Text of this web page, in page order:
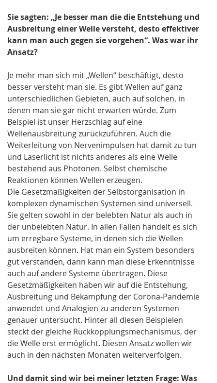
Sie sagten: „Je besser man die die Entstehung und
Ausbreitung einer Welle versteht, desto effektiver
kann man auch gegen sie vorgehen“. Was war ihr
Ansatz?
Je mehr man sich mit „Wellen“ beschäftigt, desto
besser versteht man sie. Es gibt Wellen auf ganz
unterschiedlichen Gebieten, auch auf solchen, in
denen man sie gar nicht erwarten würde. Zum
Beispiel ist unser Herzschlag auf eine
Wellenausbreitung zurückzuführen. Auch die
Weiterleitung von Nervenimpulsen hat damit zu tun
und Laserlicht ist nichts anderes als eine Welle
bestehend aus Photonen. Selbst chemische
Reaktionen können Wellen erzeugen.
Die Gesetzmäßigkeiten der Selbstorganisation in
komplexen dynamischen Systemen sind universell.
Sie gelten sowohl in der belebten Natur als auch in
der unbelebten Natur. In allen Fällen handelt es sich
um erregbare Systeme, in denen sich die Wellen
ausbreiten können. Hat man ein System besonders
gut verstanden, dann kann man diese Erkenntnisse
auch auf andere Systeme übertragen. Diese
Gesetzmäßigkeiten haben wir auf die Entstehung,
Ausbreitung und Bekämpfung der Corona-Pandemie
anwendet und Analogien zu anderen Systemen
genauer untersucht. Hinter all diesen Beispielen
steckt der gleiche Rückkopplungsmechanismus, der
die Welle erst ermöglicht. Diesen Ansatz wollen wir
auch in den nächsten Monaten weiterverfolgen.
Und damit sind wir bei meiner letzten Frage: Was